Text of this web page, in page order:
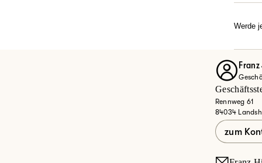
Werde
Rennweg 61
84034
zum